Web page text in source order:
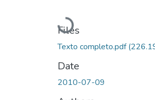
Loading...
Files
Texto completo.pdf
Date
2010-07-09